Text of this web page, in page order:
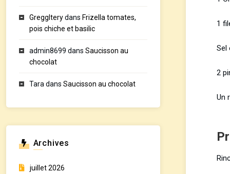
1
Sel
2
Un
GreggIterydans Frizella tomates,
pois chiche et basilic
admin8699 dans Saucisson au
chocolat
Tara dans Saucisson au chocolat
Archives
juillet 2026